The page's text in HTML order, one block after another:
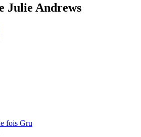
Julie Andrews
fois Gru